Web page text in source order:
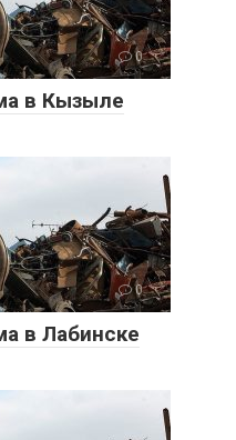
0
в Кызыле
0
в Лабинске